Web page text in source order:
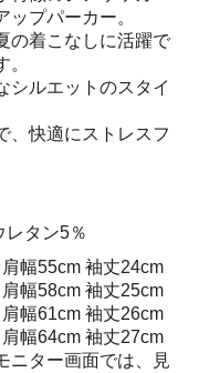
プパーカー。
の着こなしに活躍で
シルエットのスタイ
、快適にストレスフ
レタン5％
幅55cm 袖丈24cm
幅58cm 袖丈25cm
幅61cm 袖丈26cm
幅64cm 袖丈27cm
ニター画面では、見